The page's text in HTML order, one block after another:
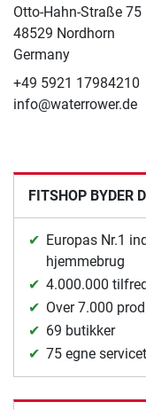
Otto-Hahn-Straße 75
48529 Nordhorn
Germany
+49 5921 17984210
info@waterrower.de
FITSHOP BYDER
Europas Nr.1
hjemmebrug
4.000.000
Over 7.000
69 butikker
75 egne